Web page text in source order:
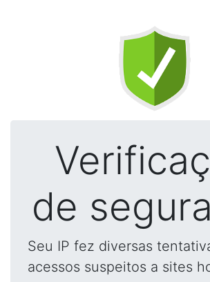
de
Seu IP fez diversas
acessos suspeitos a sites